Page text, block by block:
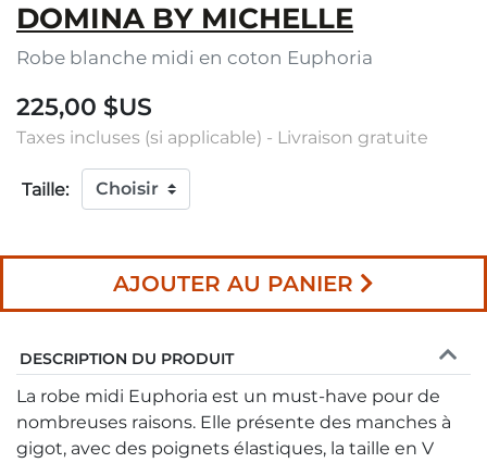
DOMINA BY MICHELLE
Robe blanche midi en coton Euphoria
225,00 $US
Taxes incluses (si applicable) - Livraison gratuite
Taille:
AJOUTER AU PANIER
DESCRIPTION DU PRODUIT
La robe midi Euphoria est un must-have pour de
nombreuses raisons. Elle présente des manches à
gigot, avec des poignets élastiques, la taille en V